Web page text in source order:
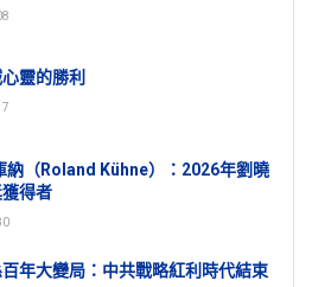
靈的勝利
納（Roland Kühne）：2026年劉曉
得者
年大變局：中共戰略紅利時代結束